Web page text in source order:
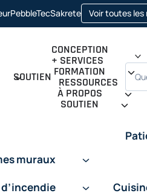
PebbleTec
opens
in
Sakrete
opens
in
tab
Voir toutes les
SOUTIEN
CONCEPTION
+ SERVICES
FORMATION
RESSOURCES
À PROPOS
SOUTIEN
muraux